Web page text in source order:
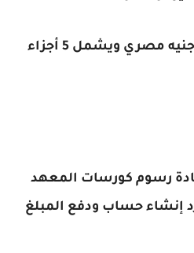
يبلغ سعر الكورس 400 جنيه مصري ويشمل 5 أجزاء
رسوم كورسات المعهد
إنشاء حساب ودفع المبلغ